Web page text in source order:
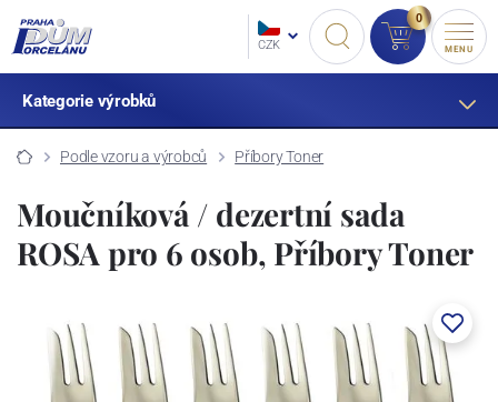
CZK
0
MENU
Kategorie výrobků
Podle vzoru a výrobců Příbory Toner
Moučníková / dezertní sada
ROSA pro 6 osob, Příbory Toner